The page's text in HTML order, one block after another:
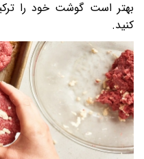
بهتر است گوشت خود را
کنید.